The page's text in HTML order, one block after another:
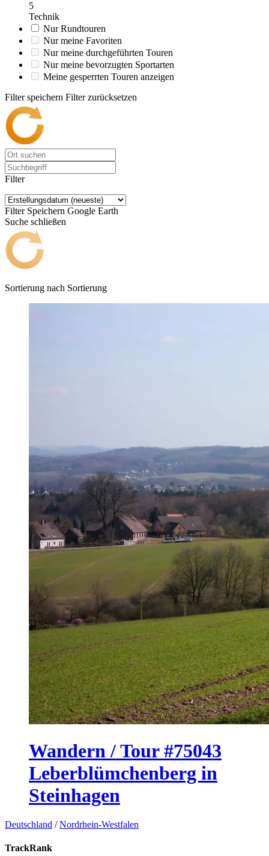
5
Technik
Nur Rundtouren
Nur meine Favoriten
Nur meine durchgeführten Touren
Nur meine bevorzugten Sportarten
Meine gesperrten Touren anzeigen
Filter speichern Filter zurücksetzen
Filter
Filter Speichern Google Earth
Suche schließen
Sortierung nach Sortierung
Wandern / Tour #75043
Leberblümchenberg in
Steinhagen
Deutschland /Nordrhein-Westfalen
TrackRank